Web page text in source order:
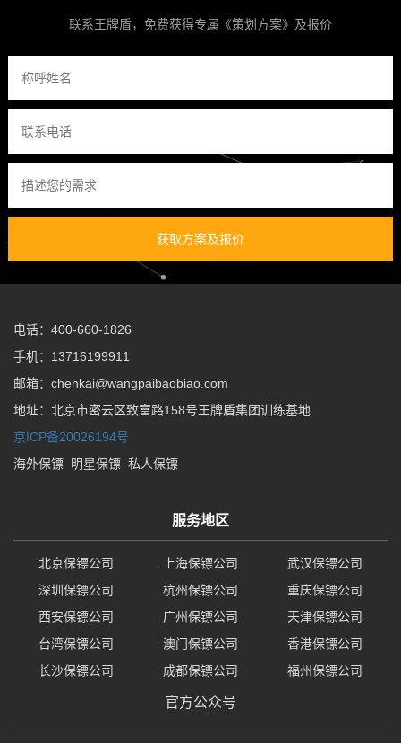
联系王牌盾，免费获得专属《策划方案》及报价
获取方案及报价
电话：400-660-1826
手机：13716199911
邮箱：chenkai@wangpaibaobiao.com
地址：北京市密云区致富路158号王牌盾集团训练基地
京ICP备20026194号
海外保镖
明星保镖 私人保镖
服务地区
北京保镖公司 上海保镖公司
武汉保镖公司
深圳保镖公司
杭州保镖公司
重庆保镖公司
西安保镖公司
广州保镖公司
天津保镖公司
台湾保镖公司
澳门保镖公司
香港保镖公司
长沙保镖公司
成都保镖公司 福州保镖公司
官方公众号